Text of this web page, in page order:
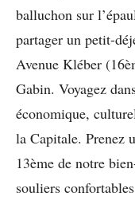
balluchon sur
partager un petit-
Avenue Kléber
Gabin. Voyagez
économique,
la Capitale. Prenez
13ème de notre
souliers